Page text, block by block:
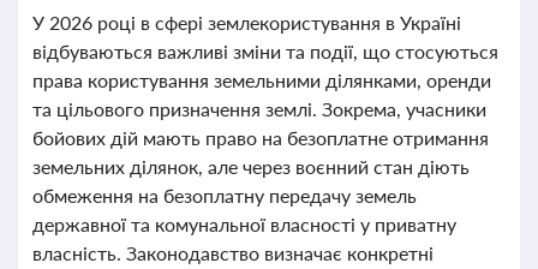
У 2026 році в сфері землекористування в Україні
відбуваються важливі зміни та події, що стосуються
права користування земельними ділянками, оренди
та цільового призначення землі. Зокрема, учасники
бойових дій мають право на безоплатне отримання
земельних ділянок, але через воєнний стан діють
обмеження на безоплатну передачу земель
державної та комунальної власності у приватну
власність. Законодавство визначає конкретні